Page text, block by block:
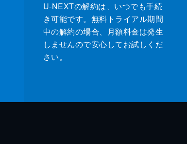
U-NEXTの解約は、いつでも手続
き可能です。無料トライアル期間
中の解約の場合、月額料金は発生
しませんので安心してお試しくだ
さい。